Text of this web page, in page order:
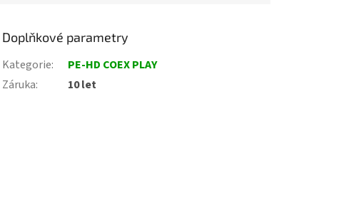
Doplňkové parametry
Kategorie:
PE-HD COEX PLAY
Záruka: 10 let